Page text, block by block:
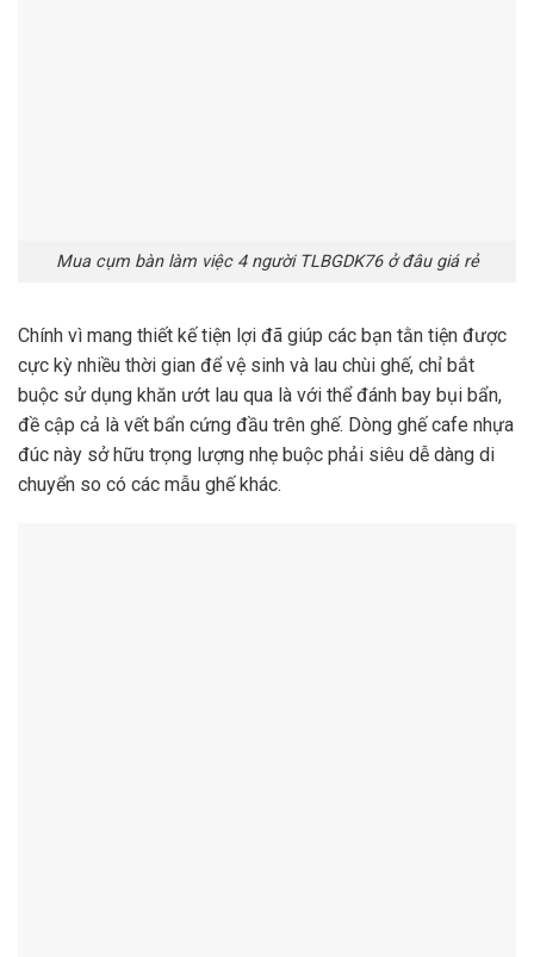
Mua cụm bàn làm việc 4 người TLBGDK76 ở đâu giá rẻ
Chính vì mang thiết kế tiện lợi đã giúp các bạn tằn tiện được
cực kỳ nhiều thời gian để vệ sinh và lau chùi ghế, chỉ bắt
buộc sử dụng khăn ướt lau qua là với thể đánh bay bụi bẩn,
đề cập cả là vết bẩn cứng đầu trên ghế. Dòng ghế cafe nhựa
đúc này sở hữu trọng lượng nhẹ buộc phải siêu dễ dàng di
chuyển so có các mẫu ghế khác.